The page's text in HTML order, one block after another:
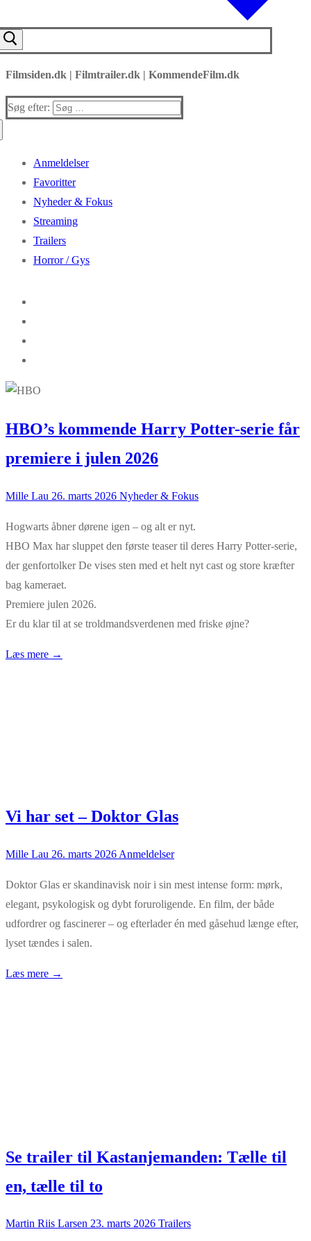
Filmsiden.dk | Filmtrailer.dk | KommendeFilm.dk
Søg efter:
Anmeldelser
Favoritter
Nyheder & Fokus
Streaming
Trailers
Horror / Gys
HBO’s kommende Harry Potter-serie får
premiere i julen 2026
Mille Lau 26. marts 2026 Nyheder & Fokus
Hogwarts åbner dørene igen – og alt er nyt.
HBO Max har sluppet den første teaser til deres Harry Potter-serie,
der genfortolker De vises sten med et helt nyt cast og store kræfter
bag kameraet.
Premiere julen 2026.
Er du klar til at se troldmandsverdenen med friske øjne?
Læs mere →
Vi har set – Doktor Glas
Mille Lau 26. marts 2026 Anmeldelser
Doktor Glas er skandinavisk noir i sin mest intense form: mørk,
elegant, psykologisk og dybt foruroligende. En film, der både
udfordrer og fascinerer – og efterlader én med gåsehud længe efter,
lyset tændes i salen.
Læs mere →
Se trailer til Kastanjemanden: Tælle til
en, tælle til to
Martin Riis Larsen 23. marts 2026 Trailers